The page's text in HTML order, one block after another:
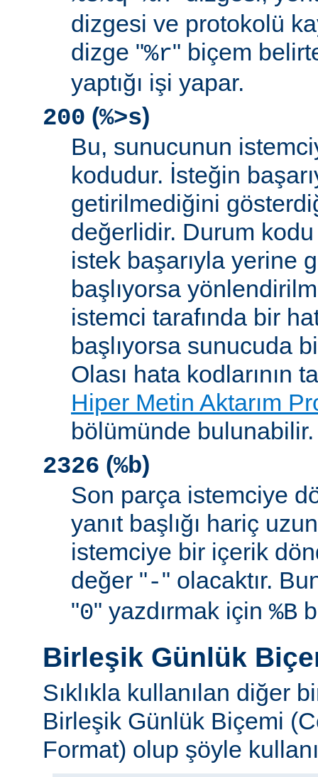
dizgesi ve protokolü
dizge "%r" biçem
yaptığı işi yapar.
200 (%>s)
Bu, sunucunun
kodudur. İsteğin
getirilmediğini
değerlidir. Durum
istek başarıyla yerine
başlıyorsa
istemci tarafında bir
başlıyorsa sunucuda
Olası hata kodlarının
Hiper Metin Aktarım
bölümünde bulunabilir.
2326 (%b)
Son parça istemciye
yanıt başlığı hariç
istemciye bir içerik
değer "-" olacaktır.
"0" yazdırmak için %B
Birleşik Günlük
Sıklıkla kullanılan diğer
Birleşik Günlük Biçemi
Format) olup şöyle